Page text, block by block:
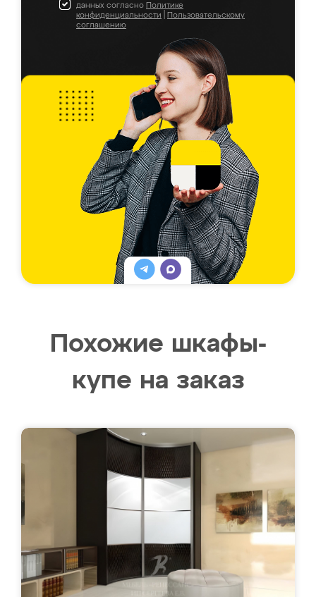
данных согласно Политике
конфиденциальности
Пользовательскому
соглашению
Похожие шкафы-
купе на заказ